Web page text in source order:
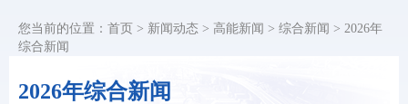
2026年综合新闻
您当前的位置： 首页 > 新闻动态 > 高能新闻 > 综合新闻 > 2026年
综合新闻